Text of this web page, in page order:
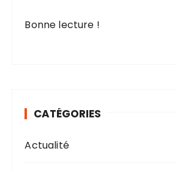
Bonne lecture !
CATÉGORIES
Actualité